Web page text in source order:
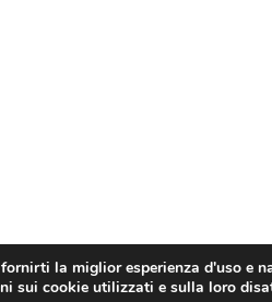
la miglior esperienza d'uso e
sui cookie utilizzati e sulla loro